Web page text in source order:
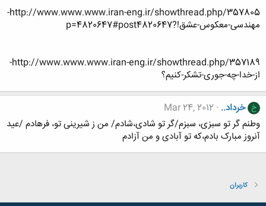
http://www.www.www.iran-eng.ir/showthread.php/357805-
مهندسی-معکوس-عشق!?p=4820647#post4820647
http://www.www.www.iran-eng.ir/showthread.php/357189-
از-خدا-چه-جوری-تشکر-کنیم؟
خ خرداد.. Mar 24, 2012
وطنم گر تو سبزی، سبزم/گر تو شادی،شادم/ من ز شیرینی تو، فرهادم /عید
آنروز مبارک بادم،که تو آبادی و من آزادم
کاربران